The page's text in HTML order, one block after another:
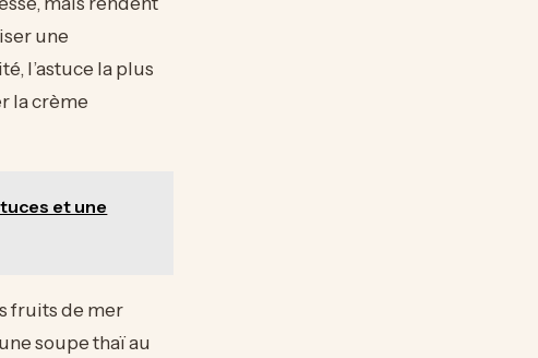
une
l’astuce la plus
la crème
et une
fruits de mer
soupe thaï au